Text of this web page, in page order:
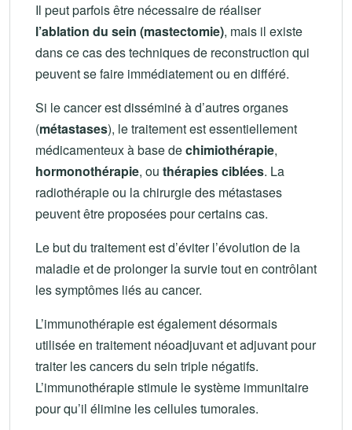
Il peut parfois être nécessaire de réaliser
l’ablation du sein (mastectomie), mais il existe
dans ce cas des techniques de reconstruction qui
peuvent se faire immédiatement ou en différé.
Si le cancer est disséminé à d’autres organes
(métastases), le traitement est essentiellement
médicamenteux à base dechimiothérapie,
hormonothérapie, ou thérapies ciblées. La
radiothérapie ou la chirurgie des métastases
peuvent être proposées pour certains cas.
Le but du traitement est d’éviter l’évolution de la
maladie et de prolonger la survie tout en contrôlant
les symptômes liés au cancer.
L’immunothérapie est également désormais
utilisée en traitement néoadjuvant et adjuvant pour
traiter les cancers du sein triple négatifs.
L’immunothérapie stimule le système immunitaire
pour qu’il élimine les cellules tumorales.